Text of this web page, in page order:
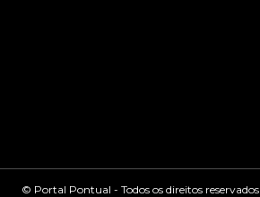
© Portal Pontual - Todos os direitos reservados